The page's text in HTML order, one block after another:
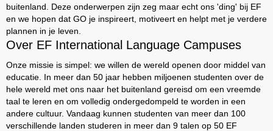
buitenland. Deze onderwerpen zijn zeg maar echt ons 'ding' bij EF
en we hopen dat GO je inspireert, motiveert en helpt met je verdere
plannen in je leven.
Over EF International Language Campuses
Onze missie is simpel: we willen de wereld openen door middel van
educatie. In meer dan 50 jaar hebben miljoenen studenten over de
hele wereld met ons naar het buitenland gereisd om een vreemde
taal te leren en om volledig ondergedompeld te worden in een
andere cultuur. Vandaag kunnen studenten van meer dan 100
verschillende landen studeren in meer dan 9 talen op 50 EF